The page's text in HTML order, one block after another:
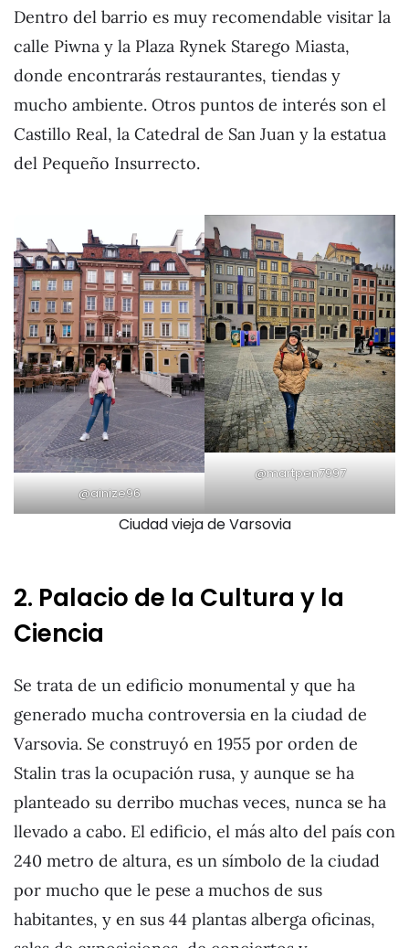
Dentro del barrio es muy recomendable visitar la
calle Piwna y la Plaza Rynek Starego Miasta,
donde encontrarás restaurantes, tiendas y
mucho ambiente. Otros puntos de interés son el
Castillo Real, la Catedral de San Juan y la estatua
del Pequeño Insurrecto.
@ainize96
@martpen7997
Ciudad vieja de Varsovia
2. Palacio de la Cultura y la
Ciencia
Se trata de un edificio monumental y que ha
generado mucha controversia en la ciudad de
Varsovia. Se construyó en 1955 por orden de
Stalin tras la ocupación rusa, y aunque se ha
planteado su derribo muchas veces, nunca se ha
llevado a cabo. El edificio, el más alto del país con
240 metro de altura, es un símbolo de la ciudad
por mucho que le pese a muchos de sus
habitantes, y en sus 44 plantas alberga oficinas,